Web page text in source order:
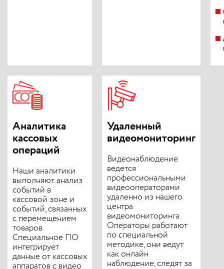
Аналитика
кассовых
операций
Наши аналитики
выполняют анализ
событий в
кассовой зоне и
событий, связанных
с перемещением
товаров.
Специальное ПО
интегрирует
данные от кассовых
аппаратов с видео
Удаленный
видеомониторинг
Видеонаблюдение
ведется
профессиональными
видеооператорами
удаленно из нашего
центра
видеомониторинга.
Операторы работают
по специальной
методике, они ведут
как онлайн
наблюдение, следят за